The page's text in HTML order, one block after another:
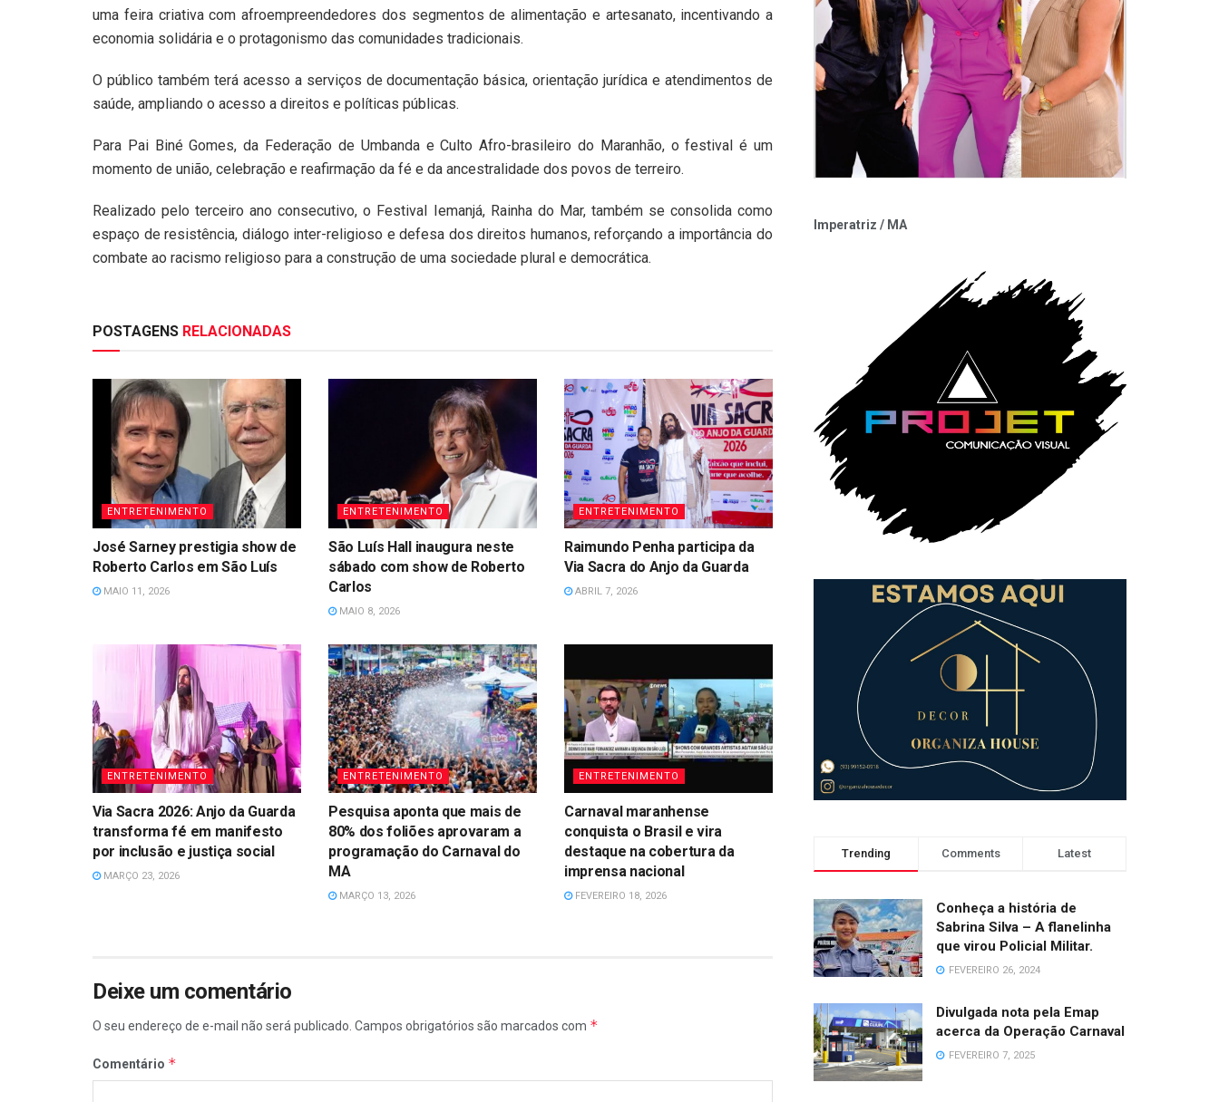
uma feira criativa com afroempreendedores dos segmentos de alimentação e artesanato, incentivando a
economia solidária e o protagonismo das comunidades tradicionais.
O público também terá acesso a serviços de documentação básica, orientação jurídica e atendimentos de
saúde, ampliando o acesso a direitos e políticas públicas.
Para Pai Biné Gomes, da Federação de Umbanda e Culto Afro-brasileiro do Maranhão, o festival é um
momento de união, celebração e reafirmação da fé e da ancestralidade dos povos de terreiro.
Realizado pelo terceiro ano consecutivo, o Festival Iemanjá, Rainha do Mar, também se consolida como
espaço de resistência, diálogo inter-religioso e defesa dos direitos humanos, reforçando a importância do
combate ao racismo religioso para a construção de uma sociedade plural e democrática.
POSTAGENS RELACIONADAS
ENTRETENIMENTO
José Sarney prestigia show de
Roberto Carlos em São Luís
MAIO 11, 2026
ENTRETENIMENTO
São Luís Hall inaugura neste
sábado com show de Roberto
Carlos
MAIO 8, 2026
ENTRETENIMENTO
Raimundo Penha participa da
Via Sacra do Anjo da Guarda
ABRIL 7, 2026
ENTRETENIMENTO
Via Sacra 2026: Anjo da Guarda
transforma fé em manifesto
por inclusão e justiça social
MARÇO 23, 2026
ENTRETENIMENTO
Pesquisa aponta que mais de
80% dos foliões aprovaram a
programação do Carnaval do
MA
MARÇO 13, 2026
ENTRETENIMENTO
Carnaval maranhense
conquista o Brasil e vira
destaque na cobertura da
imprensa nacional
FEVEREIRO 18, 2026
Deixe um comentário
O seu endereço de e-mail não será publicado. Campos obrigatórios são marcados com *
Comentário *
Imperatriz / MA
Trending Comments Latest
Conheça a história de
Sabrina Silva – A flanelinha
que virou Policial Militar.
FEVEREIRO 26, 2024
Divulgada nota pela Emap
acerca da Operação Carnaval
FEVEREIRO 7, 2025